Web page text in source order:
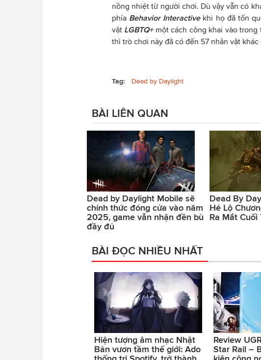
nồng nhiệt từ người chơi. Dù vậy vẫn có
phía Behavior Interactivekhi họ đã tốn
vật LGBTQ+một cách công khai vào trong
thì trò chơi này đã có đến 57 nhân vật khác
Tag: Dead by Daylight
BÀI LIÊN QUAN
Dead by Daylight Mobile sẽ
chính thức đóng cửa vào năm
2025, game vẫn nhận đền bù
đầy đủ
Dead By
Hé Lộ
Ra Mắt Cuối
BÀI ĐỌC NHIỀU NHẤT
Hiện tượng âm nhạc Nhật
Bản vươn tầm thế giới: Ado
Review
Star Rail –